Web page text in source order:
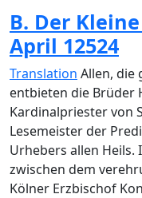
B. Der
April 12524
Translation Allen, die
entbieten die Brüder
Kardinalpriester von
Lesemeister der
Urhebers allen Heils.
zwischen dem
Kölner Erzbischof